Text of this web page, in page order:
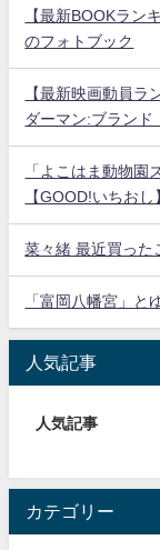
【最新BOOKラン
のフォトブック
【最新映画動員
ダーマン:ブランド
「よこはま動物園
【GOOD!いちおし
菜々緒 最近買った
「富岡八幡宮」と
人気記事
人気記事
カテゴリー